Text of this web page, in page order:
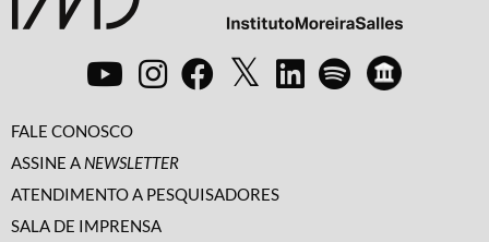
FALE CONOSCO
ASSINE A NEWSLETTER
ATENDIMENTO A PESQUISADORES
SALA DE IMPRENSA